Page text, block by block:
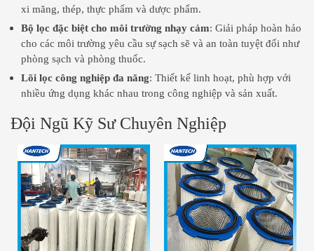
xi măng, thép, thực phẩm và dược phẩm.
Bộ lọc đặc biệt cho môi trường nhạy cảm: Giải pháp hoàn hảo
cho các môi trường yêu cầu sự sạch sẽ và an toàn tuyệt đối như
phòng sạch và phòng thuốc.
Lõi lọc công nghiệp đa năng: Thiết kế linh hoạt, phù hợp với
nhiều ứng dụng khác nhau trong công nghiệp và sản xuất.
Đội Ngũ Kỹ Sư Chuyên Nghiệp